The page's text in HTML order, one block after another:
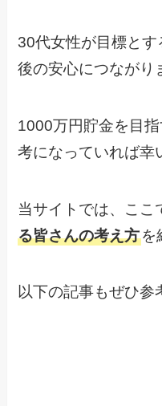
30代女性が目標と
後の安心につながり
1000万円貯金を目
考になっていれば幸
当サイトでは、ここ
る皆さんの考え方を
以下の記事もぜひ参